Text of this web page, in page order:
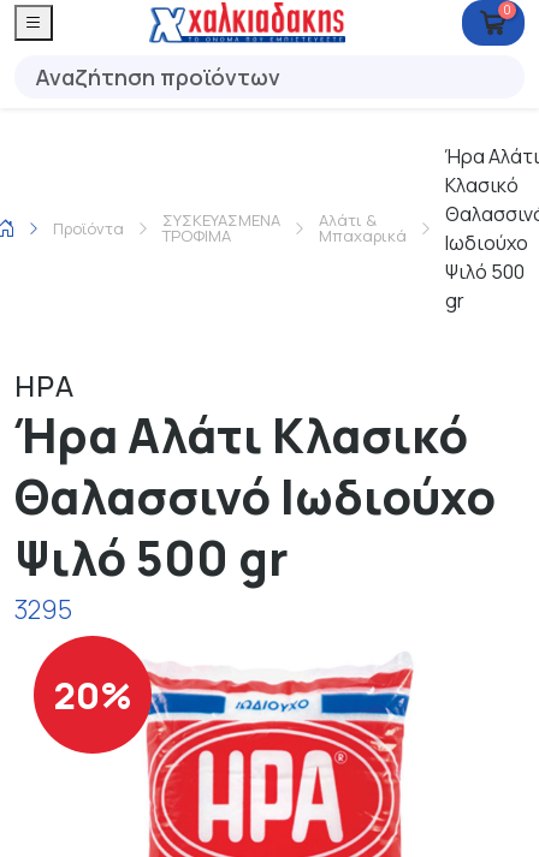
0
Προϊόντα ΣΥΣΚΕΥΑΣΜΕΝΑ
ΤΡΟΦΙΜΑ
Αλάτι &
Μπαχαρικά
Ήρα Αλάτι
Κλασικό
Ιωδιούχο
Ψιλό 500
gr
ΗΡΑ
Ήρα Αλάτι Κλασικό
Θαλασσινό Ιωδιούχο
Ψιλό 500 gr
3295
20%